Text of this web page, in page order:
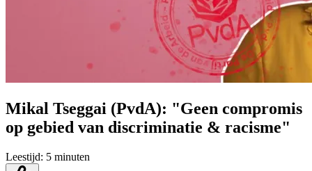
Mikal Tseggai (PvdA): "Geen compromis
op gebied van discriminatie & racisme"
Leestijd: 5 minuten